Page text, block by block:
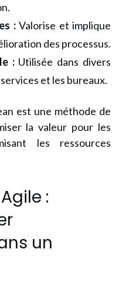
: Valorise et implique
des processus.
:Utilisée dans divers
et les bureaux.
est une méthode de
la valeur pour les
les ressources
:
un